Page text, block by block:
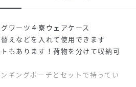
ワーツ４寮ウェアケース
えなどを入れて使用できます
もあります！荷物を分けて収納可
ギングポーチとセットで持ってい